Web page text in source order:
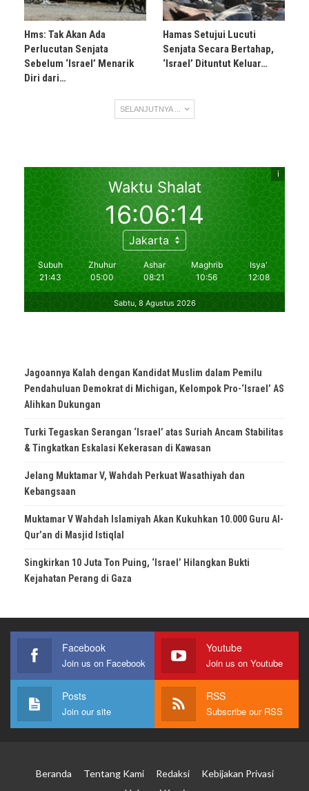
Hms: Tak Akan Ada
Perlucutan Senjata
Sebelum ‘Israel’ Menarik
Diri dari…
Hamas Setujui Lucuti
Senjata Secara Bertahap,
‘Israel’ Dituntut Keluar…
SELANJUTNYA ...
Jagoannya Kalah dengan Kandidat Muslim dalam Pemilu
Pendahuluan Demokrat di Michigan, Kelompok Pro-‘Israel’ AS
Alihkan Dukungan
Turki Tegaskan Serangan ‘Israel’ atas Suriah Ancam Stabilitas
& Tingkatkan Eskalasi Kekerasan di Kawasan
Jelang Muktamar V, Wahdah Perkuat Wasathiyah dan
Kebangsaan
Muktamar V Wahdah Islamiyah Akan Kukuhkan 10.000 Guru Al-
Qur’an di Masjid Istiqlal
Singkirkan 10 Juta Ton Puing, ‘Israel’ Hilangkan Bukti
Kejahatan Perang di Gaza
Facebook
Join us on Facebook
Youtube
Join us on Youtube
Posts
Join our site
RSS
Subscribe our RSS
Beranda Tentang Kami Redaksi
Kebijakan Privasi